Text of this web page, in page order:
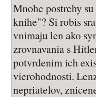
Mnohe postrehy
knihe"? Si robis
vnimaju len ako
zrovnavania s
potvrdenim ich
vierohodnosti.
nepriatelov,